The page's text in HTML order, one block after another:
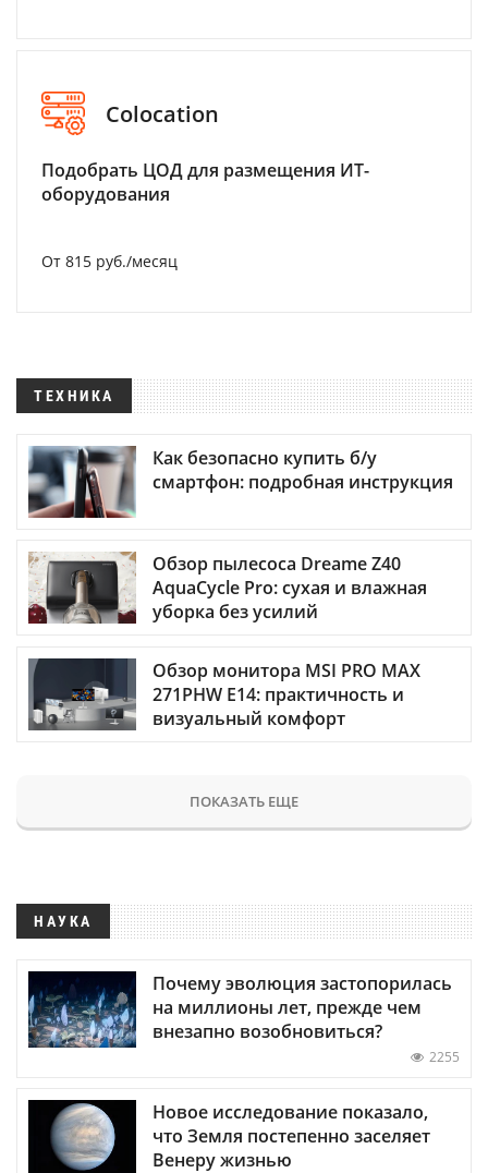
Colocation
Подобрать ЦОД для размещения ИТ-
оборудования
От 815 руб./месяц
ТЕХНИКА
Как безопасно купить б/у
смартфон: подробная инструкция
Обзор пылесоса Dreame Z40
AquaCycle Pro: сухая и влажная
уборка без усилий
Обзор монитора MSI PRO MAX
271PHW E14: практичность и
визуальный комфорт
ПОКАЗАТЬ ЕЩЕ
НАУКА
Почему эволюция застопорилась
на миллионы лет, прежде чем
внезапно возобновиться?
2255
Новое исследование показало,
что Земля постепенно заселяет
Венеру жизнью